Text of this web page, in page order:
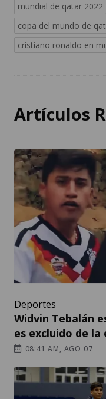
mundial de qatar 2022
copa del mundo de
cristiano ronaldo en
Artículos
Deportes
Widvin Tebalán
es excluido de
08:41 AM, AGO 07